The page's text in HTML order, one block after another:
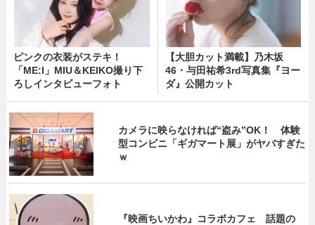
ピンクの衣装がステキ！
「ME:I」MIU＆KEIKO撮り下
ろしインタビューフォト
【大胆カット満載】乃木坂
46・与田祐希3rd写真集『ヨー
ダ』公開カット
カメラに映らなければ“盗み”OK！ 体験
型コンビニ「ギガマート展」がヤバすぎた
ｗ
『映画ちいかわ』コラボカフェ 話題の